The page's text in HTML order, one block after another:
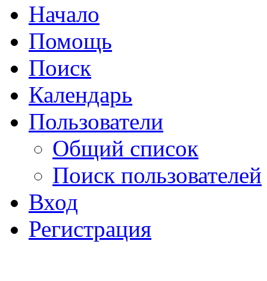
Начало
Помощь
Поиск
Календарь
Пользователи
Общий список
Поиск пользователей
Вход
Регистрация